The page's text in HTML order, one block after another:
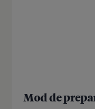
Mod de